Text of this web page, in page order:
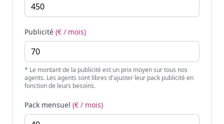
Publicité (€ / mois)
* Le montant de la publicité est un prix moyen sur tous nos
agents. Les agents sont libres d'ajuster leur pack publicité en
fonction de leurs besoins.
Pack mensuel (€ / mois)